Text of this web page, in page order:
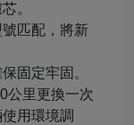
。
匹配，將新
固定牢固。
公里更換一次
用環境調